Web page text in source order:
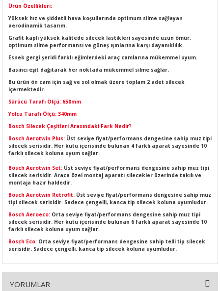
ÜRÜNLERİ
Ürün Özellikleri:
Yüksek hız ve şiddetli hava koşullarında optimum silme sağlayan
aerodinamik tasarım.
Grafit kaplı yüksek kalitede silecek lastikleri sayesinde uzun ömür,
optimum silme performansı ve güneş ışınlarına karşı dayanıklılık.
Esnek gergi şeridi farklı eğimlerdeki araç camlarına mükemmel uyum.
Basıncı eşit dağıtarak her noktada mükemmel silme sağlar.
Bu ürün ön cam için sağ ve sol olmak üzere toplam 2 adet silecek
içermektedir.
Sürücü Tarafı Ölçü: 650mm
Yolcu Tarafı Ölçü: 340mm
Bosch Silecek Çeşitleri Arasındaki Fark Nedir?
Bosch Aerotwin Plus: Üst seviye fiyat/performans dengesine sahip muz tipi
silecek serisidir. Her kutu içerisinde bulunan 4 farklı aparat sayesinde 10
farklı silecek koluna uyum sağlar.
Bosch Aerotwin Set: Üst seviye fiyat/performans dengesine sahip muz tipi
silecek serisidir. Araca özel montaj aparatı silecekler üzerinde takılı ve
montaja hazır haldedir.
Bosch Aerotwin Retrofit: Üst seviye fiyat/performans dengesine sahip muz
tipi silecek serisidir. Sadece çengelli, kanca tip silecek koluna uyumludur.
Bosch Aeroeco: Orta seviye fiyat/performans dengesine sahip muz tipi
silecek serisidir. Her kutu içerisinde bulunan 6 farklı aparat sayesinde 10
farklı silecek koluna uyum sağlar.
Bosch Eco: Orta seviye fiyat/performans dengesine sahip telli tip silecek
serisidir. Sadece çengelli, kanca tip silecek koluna uyumludur.
YORUMLAR